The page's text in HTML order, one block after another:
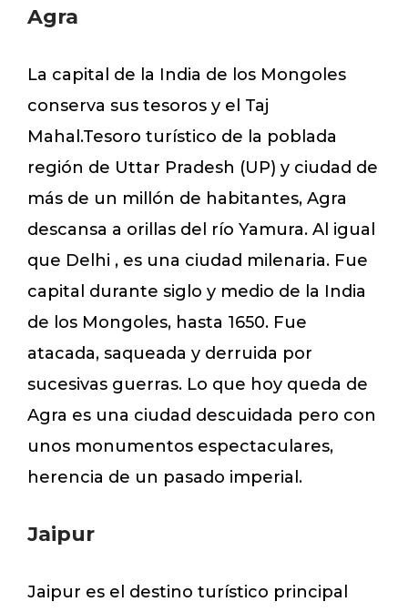
Agra
La capital de la India de los Mongoles
conserva sus tesoros y el Taj
Mahal.Tesoro turístico de la poblada
región de Uttar Pradesh (UP) y ciudad de
más de un millón de habitantes, Agra
descansa a orillas del río Yamura. Al igual
que Delhi , es una ciudad milenaria. Fue
capital durante siglo y medio de la India
de los Mongoles, hasta 1650. Fue
atacada, saqueada y derruida por
sucesivas guerras. Lo que hoy queda de
Agra es una ciudad descuidada pero con
unos monumentos espectaculares,
herencia de un pasado imperial.
Jaipur
Jaipur es el destino turístico principal